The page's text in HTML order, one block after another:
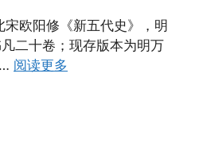
欧阳修《新五代史》，明
二十卷；现存版本为明万
阅读更多